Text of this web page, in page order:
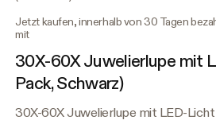
Jetzt kaufen, innerhalb von 30 Tagen
mit
30X-60X Juwelierlupe mit
Pack, Schwarz)
30X-60X Juwelierlupe mit LED-